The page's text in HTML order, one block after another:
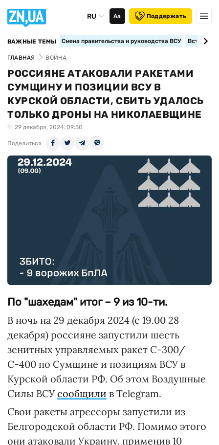
RU Аа Поддержать
ВАЖНЫЕ ТЕМЫ Смена правительства и руководства ВСУ
ГЛАВНАЯ ВОЙНА
РОССИЯНЕ АТАКОВАЛИ РАКЕТАМИ
СУМЩИНУ И ПОЗИЦИИ ВСУ В
КУРСКОЙ ОБЛАСТИ, СБИТЬ УДАЛОСЬ
ТОЛЬКО ДРОНЫ НА НИКОЛАЕВЩИНЕ
29 декабря, 2024, 09:30
Поделиться
По "шахедам" итог – 9 из 10-ти.
В ночь на 29 декабря 2024 (с 19.00 28
декабря) россияне запустили шесть
зенитных управляемых ракет С-300/
С-400 по Сумщине и позициям ВСУ в
Курской области РФ. Об этом Воздушные
Силы ВСУсообщили в Telegram.
Свои ракеты агрессоры запустили из
Белгородской области РФ. Помимо этого
они атаковали Украину, применив 10